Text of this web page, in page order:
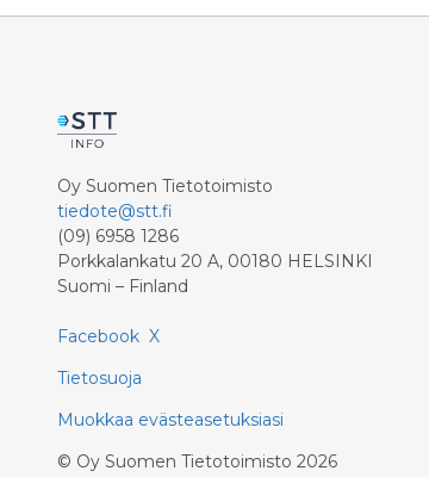
Oy Suomen Tietotoimisto
tiedote@stt.fi
(09) 6958 1286
Porkkalankatu 20 A, 00180 HELSINKI
Suomi – Finland
Facebook X
Tietosuoja
Muokkaa evästeasetuksiasi
© Oy Suomen Tietotoimisto 2026